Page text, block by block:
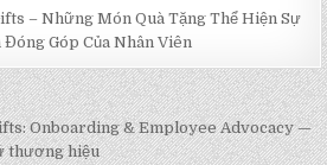
– Những Món Quà Tặng Thể Hiện Sự
Đóng Góp Của Nhân Viên
Onboarding & Employee Advocacy —
thương hiệu